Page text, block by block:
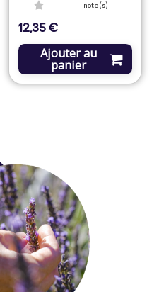
note(s)
Prix
12,35 €
Ajouter au
panier